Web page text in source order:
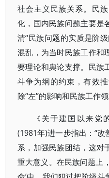
社会主义民族关系。民
化，国内民族问题主要是
清“民族问题的实质是阶
混乱，为当时民族工作和
要理论和舆论支撑。民族
斗争为纲的约束，有效
除“左”的影响和民族工作领
《关于建国以来党
(1981年)进一步指出：“
系，加强民族团结，这对
重大意义。在民族问题上